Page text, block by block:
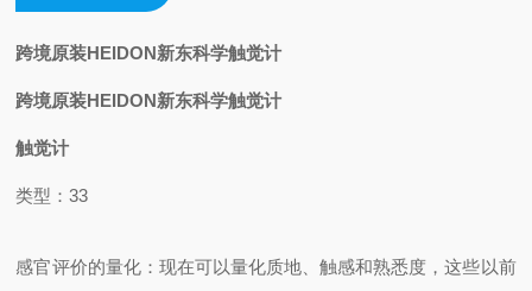
跨境原装HEIDON新东科学触觉计
跨境原装HEIDON新东科学触觉计
触觉计
类型：33
感官评价的量化： 现在可以量化质地、触感和熟悉度，这些以前